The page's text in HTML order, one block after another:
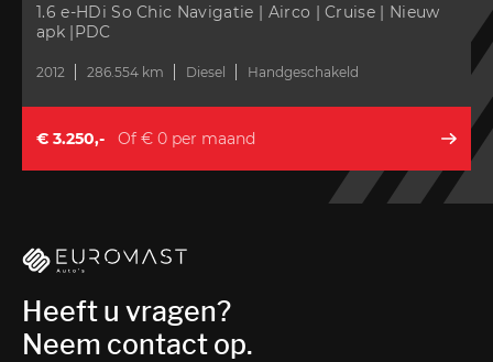
1.6 e-HDi So Chic Navigatie | Airco | Cruise | Nieuw
apk |PDC
2012 286.554 km Diesel Handgeschakeld
€ 3.250,- Of € 0 per maand
Heeft u vragen?
Neem contact op.